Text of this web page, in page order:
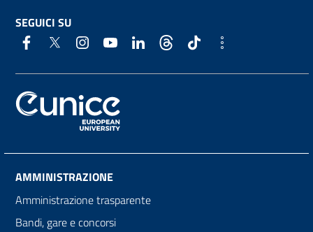
SEGUICI SU
AMMINISTRAZIONE
Amministrazione trasparente
Bandi, gare e concorsi